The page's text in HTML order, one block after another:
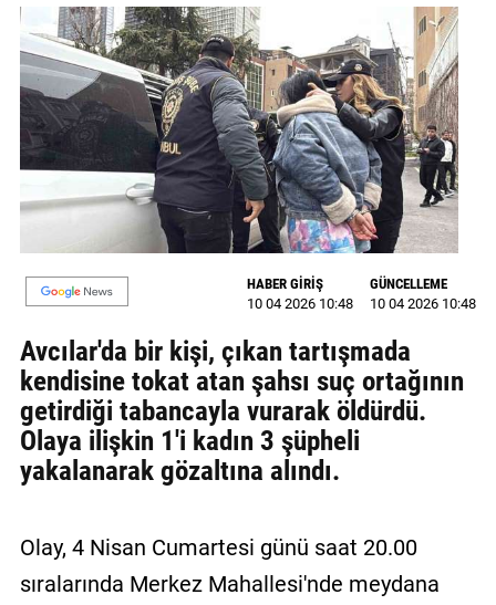
EKONOMİ
DÜNYA
MAGAZİN
GALERİ
YAZARLAR
ULAŞIN
Künye
İletişim
Gizlilik
HABER GİRİŞ
10 04 2026 10:48
GÜNCELLEME
10 04 2026 10:48
Avcılar'da bir kişi, çıkan tartışmada
kendisine tokat atan şahsı suç ortağının
getirdiği tabancayla vurarak öldürdü.
Olaya ilişkin 1'i kadın 3 şüpheli
yakalanarak gözaltına alındı.
Olay, 4 Nisan Cumartesi günü saat 20.00
sıralarında Merkez Mahallesi'nde meydana